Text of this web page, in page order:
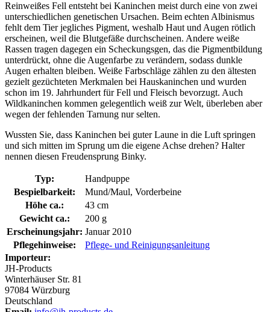
Reinweißes Fell entsteht bei Kaninchen meist durch eine von zwei
unterschiedlichen genetischen Ursachen. Beim echten Albinismus
fehlt dem Tier jegliches Pigment, weshalb Haut und Augen rötlich
erscheinen, weil die Blutgefäße durchscheinen. Andere weiße
Rassen tragen dagegen ein Scheckungsgen, das die Pigmentbildung
unterdrückt, ohne die Augenfarbe zu verändern, sodass dunkle
Augen erhalten bleiben. Weiße Farbschläge zählen zu den ältesten
gezielt gezüchteten Merkmalen bei Hauskaninchen und wurden
schon im 19. Jahrhundert für Fell und Fleisch bevorzugt. Auch
Wildkaninchen kommen gelegentlich weiß zur Welt, überleben aber
wegen der fehlenden Tarnung nur selten.
Wussten Sie, dass Kaninchen bei guter Laune in die Luft springen
und sich mitten im Sprung um die eigene Achse drehen? Halter
nennen diesen Freudensprung Binky.
Typ:
Handpuppe
Bespielbarkeit:
Mund/Maul, Vorderbeine
Höhe ca.:
43 cm
Gewicht ca.:
200 g
Erscheinungsjahr: Januar 2010
Pflegehinweise:
Pflege- und Reinigungsanleitung
Importeur:
JH-Products
Winterhäuser Str. 81
97084 Würzburg
Deutschland